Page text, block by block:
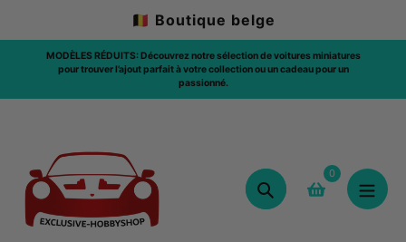
🇧🇪 Boutique belge
Découvrez notre sélection de voitures miniatures
parfait à votre collection ou un cadeau pour un
LIVRAISON GRATUITE: 🇧🇪 / AU-
Chercher
0